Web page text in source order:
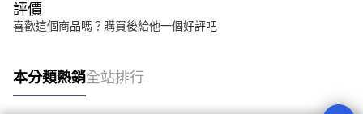
評價
喜歡這個商品嗎？購買後給他一個好評吧
本分類熱銷全站排行